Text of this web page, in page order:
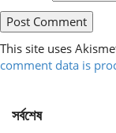
This site uses
comment data is
সর্বশেষ